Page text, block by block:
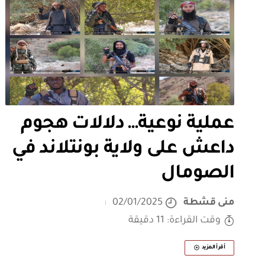
عملية نوعية… دلالات هجوم
داعش على ولاية بونتلاند في
الصومال
منى قشطة
02/01/2025
وقت القراءة: 11 دقيقة
أقرأ المزيد